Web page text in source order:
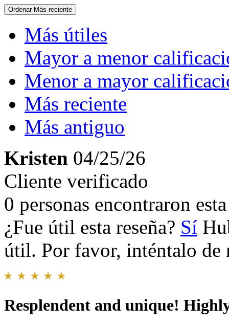
Ordenar Más reciente
Más útiles
Mayor a menor
Menor a mayor
Más reciente
Más antiguo
Kristen 04/25/26
Cliente verificado
0 personas encontraron
¿Fue útil esta reseña? Sí
útil. Por favor, inténtalo de
Resplendent and unique!